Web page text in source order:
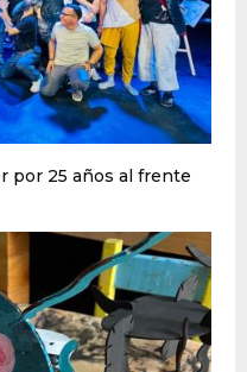
por 25 años al frente